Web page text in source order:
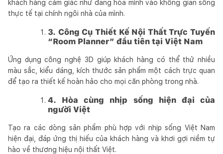
khách hàng cảm giác như đang hòa mình vào không gian sống
thực tế tại chính ngôi nhà của mình.
3. Công Cụ Thiết Kế Nội Thất Trực Tuyến
“Room Planner” đầu tiên tại Việt Nam
Ứng dụng công nghệ 3D giúp khách hàng có thể thử nhiều
màu sắc, kiểu dáng, kích thước sản phẩm một cách trực quan
để tạo ra thiết kế hoàn hảo cho mọi căn phòng trong nhà.
4. Hòa cùng nhịp sống hiện đại của
người Việt
Tạo ra các dòng sản phẩm phù hợp với nhịp sống Việt Nam
hiện đại, đáp ứng thị hiếu của khách hàng và khơi gợi niềm tự
hào về thương hiệu nội thất Việt.